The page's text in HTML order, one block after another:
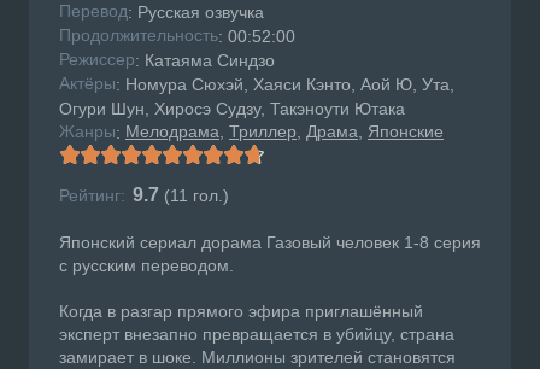
Перевод: Русская озвучка
Продолжительность: 00:52:00
Режисcер: Катаяма Синдзо
Актёры: Номура Сюхэй, Хаяси Кэнто, Аой Ю, Ута,
Огури Шун, Хиросэ Судзу, Такэноути Ютака
Жанры: Мелодрама Триллер Драма Японские
Рейтинг: 9.7 (11 гол.)
Японский сериал дорама Газовый человек 1-8 серия
с русским переводом.
Когда в разгар прямого эфира приглашённый
эксперт внезапно превращается в убийцу, страна
замирает в шоке. Миллионы зрителей становятся